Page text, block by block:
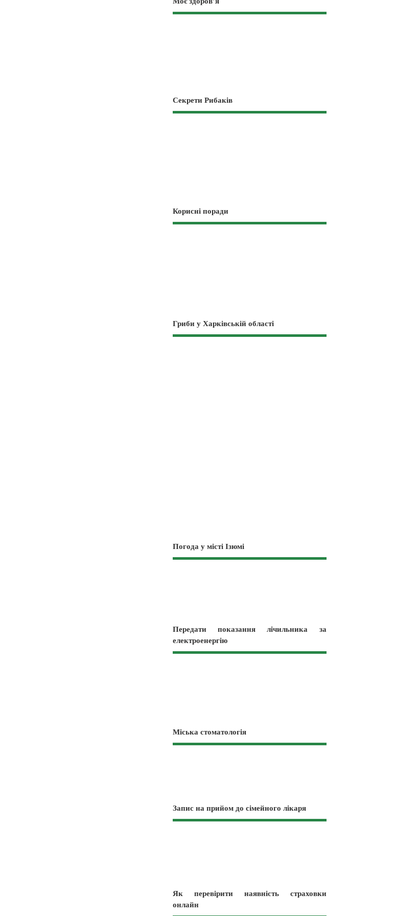
Секрети Рибаків
Корисні поради
Гриби у Харківській області
Погода у місті Ізюмі
Передати показання лічильника за
електроенергію
Міська стоматологія
Запис на прийом до сімейного лікаря
Як перевірити наявність страховки
онлайн